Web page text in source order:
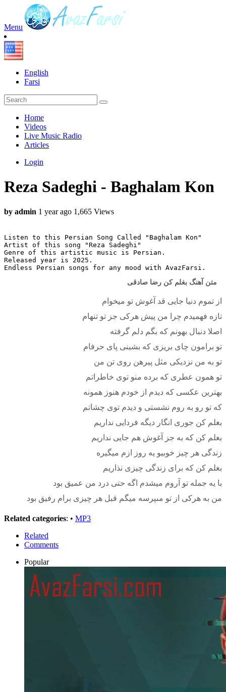
Menu
English
Farsi
Home
Videos
Live Music Radio
Articles
Login
Reza Sadeghi - Baghalam Kon
by admin 1 year ago 1,665 Views
Listen to this Persian Song Called "Baghalam Kon"
Artist of this song "Reza Sadeghi"
Genre of this artistic music is Persian.
Released year is 2025.
Endless Persian songs for any mood with AvazFarsi.
متن آهنگ بغلم کن رضا صادقی
از تموم دنیا جایی قد آغوش تو میخوام
تازه فهمیدم چرا من پیش هرکی جز تو تنهام
اصلا دنبال بهونم که بگم دلم گرفته
تو برامون چای بریزی که بشینی پای حرفام
تو به من نزدیکی مثل پیرهن روی تن من
تو همون عطری که برده منو توی خاطراتم
بهترین عکسی که دیدم از خودم هنوز همونه
كه تو رو به روم نشستی و دیدم توی چشاتم
بغلم کن جوری انگار دیگه فردایی نداریم
بغلم کن که به جز آغوش هم جایی نداریم
زندگی هر چیز خوبیو یه روز ازم میگیره
بغلم کن که برای زندگی چیزی نذاریم
با یه جمله تو آروم میشدم اگه حتی درد من عمیق بود
من به هرکی از تو مىپرسه میگم قبل هر چیزی برام رفیق بود
Related categories: • MP3
Related
Comments
Popular